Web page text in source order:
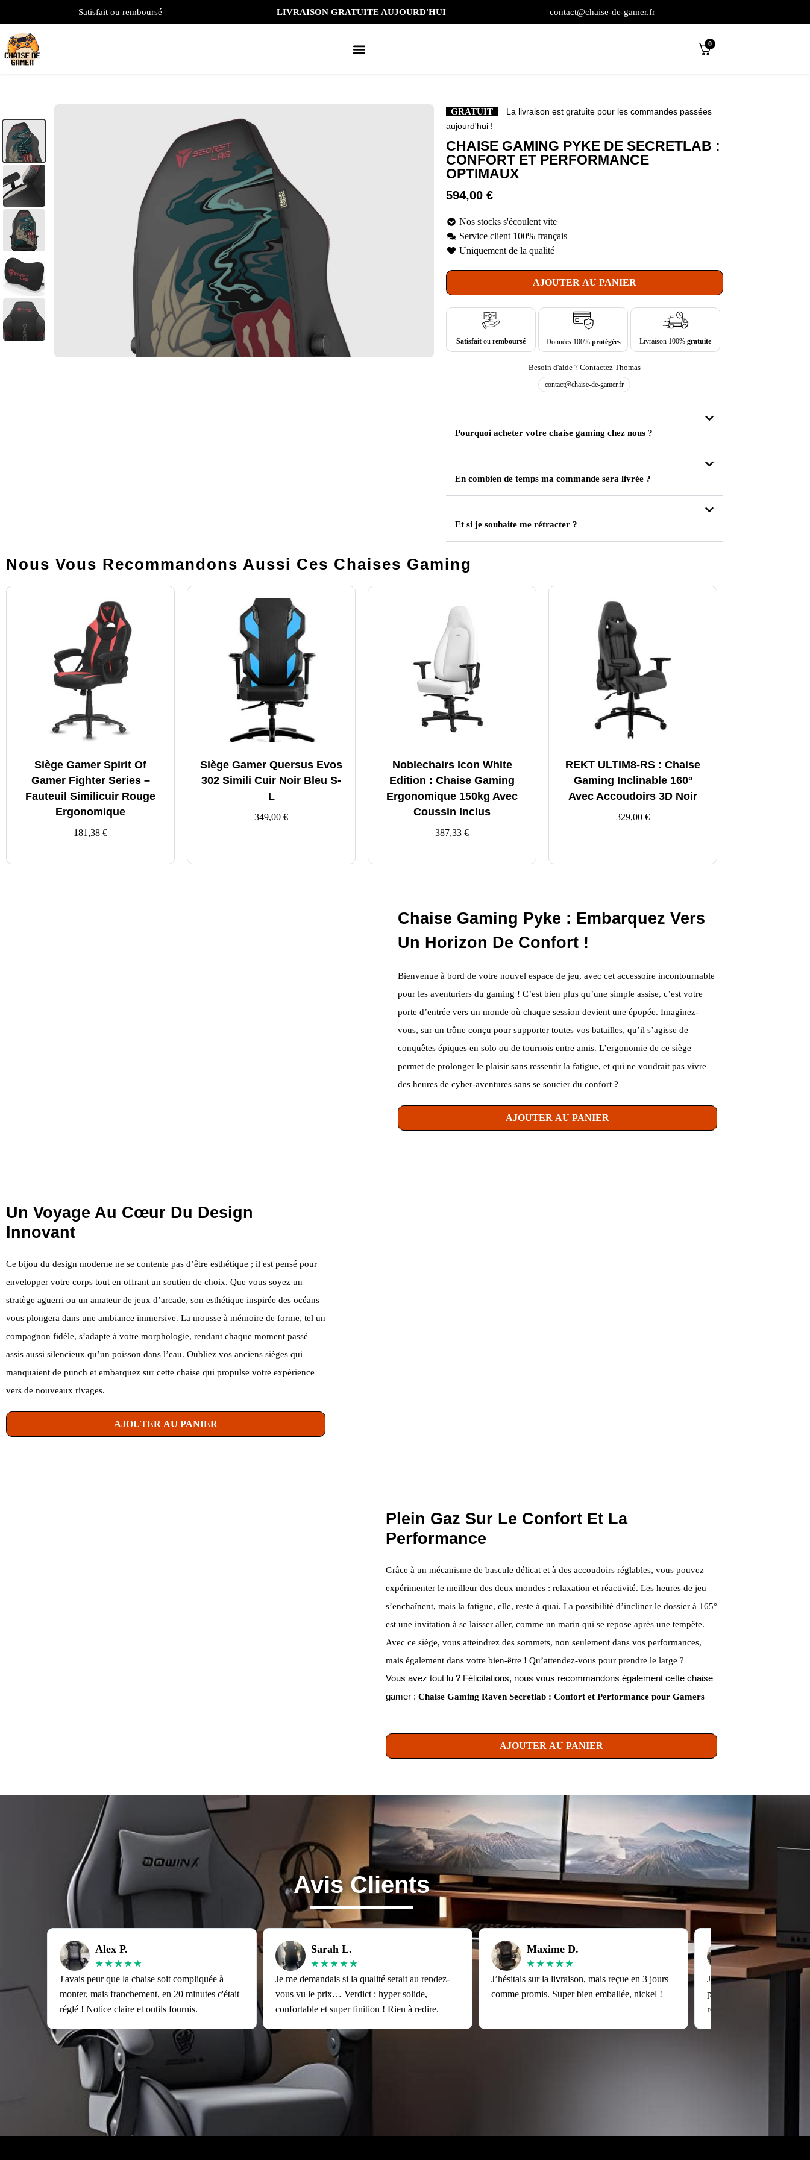
Satisfait ou remboursé LIVRAISON GRATUITE AUJOURD'HUI contact@chaise-de-gamer.fr
0
GRATUIT
La livraison est gratuite pour les commandes passées
aujourd'hui !
CHAISE GAMING PYKE DE SECRETLAB :
CONFORT ET PERFORMANCE
OPTIMAUX
594,00 €
Nos stocks s'écoulent vite
Service client 100% français
Uniquement de la qualité
AJOUTER AU PANIER
Satisfait ouremboursé Données 100% protégées Livraison 100%gratuite
Besoin d'aide ? Contactez Thomas
contact@chaise-de-gamer.fr
Pourquoi acheter votre chaise gaming chez nous ?
En combien de temps ma commande sera livrée ?
Et si je souhaite me rétracter ?
Nous Vous Recommandons Aussi Ces Chaises Gaming
Siège Gamer Spirit Of
Gamer Fighter Series –
Fauteuil Similicuir Rouge
Ergonomique
181,38 €
Siège Gamer Quersus Evos
302 Simili Cuir Noir Bleu S-
L
349,00 €
Noblechairs Icon White
Edition : Chaise Gaming
Ergonomique 150kg Avec
Coussin Inclus
387,33 €
REKT ULTIM8-RS : Chaise
Gaming Inclinable 160°
Avec Accoudoirs 3D Noir
329,00 €
Chaise Gaming Pyke : Embarquez Vers
Un Horizon De Confort !
Bienvenue à bord de votre nouvel espace de jeu, avec cet accessoire incontournable
pour les aventuriers du gaming ! C’est bien plus qu’une simple assise, c’est votre
porte d’entrée vers un monde où chaque session devient une épopée. Imaginez-
vous, sur un trône conçu pour supporter toutes vos batailles, qu’il s’agisse de
conquêtes épiques en solo ou de tournois entre amis. L’ergonomie de ce siège
permet de prolonger le plaisir sans ressentir la fatigue, et qui ne voudrait pas vivre
des heures de cyber-aventures sans se soucier du confort ?
AJOUTER AU PANIER
Un Voyage Au Cœur Du Design
Innovant
Ce bijou du design moderne ne se contente pas d’être esthétique ; il est pensé pour
envelopper votre corps tout en offrant un soutien de choix. Que vous soyez un
stratège aguerri ou un amateur de jeux d’arcade, son esthétique inspirée des océans
vous plongera dans une ambiance immersive. La mousse à mémoire de forme, tel un
compagnon fidèle, s’adapte à votre morphologie, rendant chaque moment passé
assis aussi silencieux qu’un poisson dans l’eau. Oubliez vos anciens sièges qui
manquaient de punch et embarquez sur cette chaise qui propulse votre expérience
vers de nouveaux rivages.
AJOUTER AU PANIER
Plein Gaz Sur Le Confort Et La
Performance
Grâce à un mécanisme de bascule délicat et à des accoudoirs réglables, vous pouvez
expérimenter le meilleur des deux mondes : relaxation et réactivité. Les heures de jeu
s’enchaînent, mais la fatigue, elle, reste à quai. La possibilité d’incliner le dossier à 165°
est une invitation à se laisser aller, comme un marin qui se repose après une tempête.
Avec ce siège, vous atteindrez des sommets, non seulement dans vos performances,
mais également dans votre bien-être ! Qu’attendez-vous pour prendre le large ?
Vous avez tout lu ? Félicitations, nous vous recommandons également cette chaise
gamer : Chaise Gaming Raven Secretlab : Confort et Performance pour Gamers
AJOUTER AU PANIER
Avis Clients
Alex P.
★★★★★
J'avais peur que la chaise soit compliquée à
monter, mais franchement, en 20 minutes c'était
réglé ! Notice claire et outils fournis.
Sarah L.
★★★★★
Je me demandais si la qualité serait au rendez-
vous vu le prix… Verdict : hyper solide,
confortable et super finition ! Rien à redire.
Maxime D.
★★★★★
J’hésitais sur la livraison, mais reçue en 3 jours
comme promis. Super bien emballée, nickel !
Julien T.
★★★★
J’avais peur que le siège
pour moi (1m90), mais il
réglage est top.